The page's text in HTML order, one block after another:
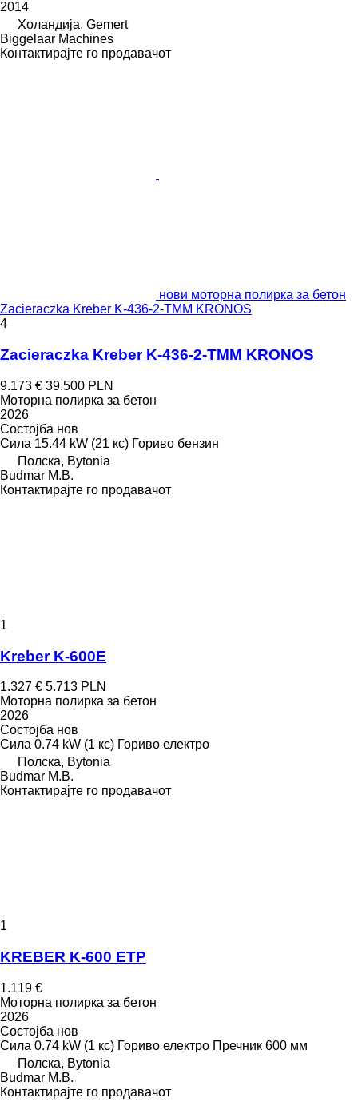
2014
Холандија, Gemert
Biggelaar Machines
Контактирајте го продавачот
нови моторна полирка за бетон
Zacieraczka Kreber K-436-2-TMM KRONOS
4
Zacieraczka Kreber K-436-2-TMM KRONOS
9.173 € 39.500 PLN
Моторна полирка за бетон
2026
Состојба нов
Сила 15.44 kW (21 кс) Гориво бензин
Полска, Bytonia
Budmar M.B.
Контактирајте го продавачот
1
Kreber K-600E
1.327 € 5.713 PLN
Моторна полирка за бетон
2026
Состојба нов
Сила 0.74 kW (1 кс) Гориво електро
Полска, Bytonia
Budmar M.B.
Контактирајте го продавачот
1
KREBER K-600 ETP
1.119 €
Моторна полирка за бетон
2026
Состојба нов
Сила 0.74 kW (1 кс) Гориво електро Пречник 600 мм
Полска, Bytonia
Budmar M.B.
Контактирајте го продавачот